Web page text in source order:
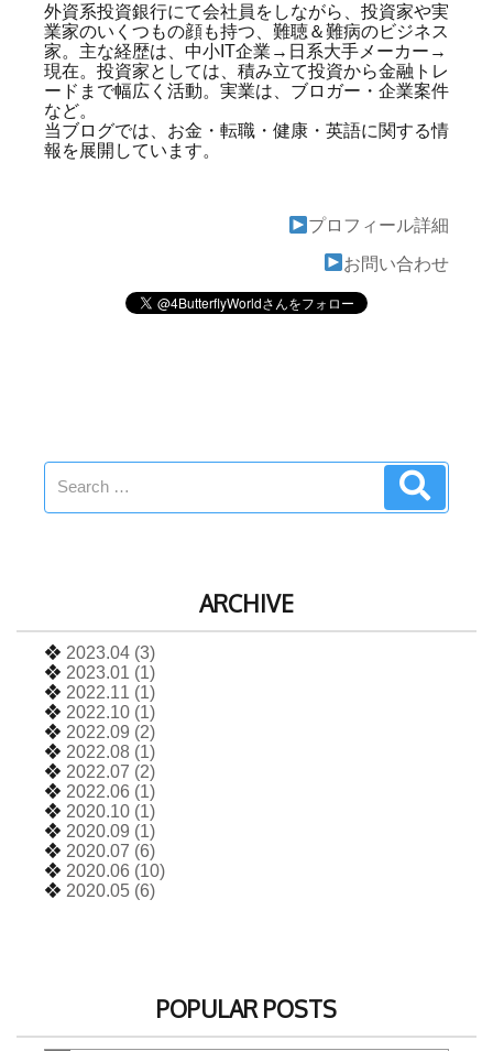
外資系投資銀行にて会社員をしながら、投資家や実
業家のいくつもの顔も持つ、難聴＆難病のビジネス
家。主な経歴は、中小IT企業→日系大手メーカー→
現在。投資家としては、積み立て投資から金融トレ
ードまで幅広く活動。実業は、ブロガー・企業案件
など。
当ブログでは、お金・転職・健康・英語に関する情
報を展開しています。
プロフィール詳細
お問い合わせ
Search
for:
ARCHIVE
❖ 2023.04 (3)
❖ 2023.01 (1)
❖ 2022.11 (1)
❖ 2022.10 (1)
❖ 2022.09 (2)
❖ 2022.08 (1)
❖ 2022.07 (2)
❖ 2022.06 (1)
❖ 2020.10 (1)
❖ 2020.09 (1)
❖ 2020.07 (6)
❖ 2020.06 (10)
❖ 2020.05 (6)
POPULAR POSTS